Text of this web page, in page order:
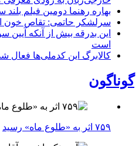
بهاره رهنما دومین فیلم
سرلشکر حاتمی: تقاص خون
این بدرقه بیش از آنکه آیین
است
کالابرگ این کدملی‌ها فعال
گوناگون
۷۵۹ اثر به «طلوع ماه» رسید